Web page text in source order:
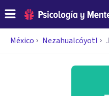
México Nezahualcóyotl